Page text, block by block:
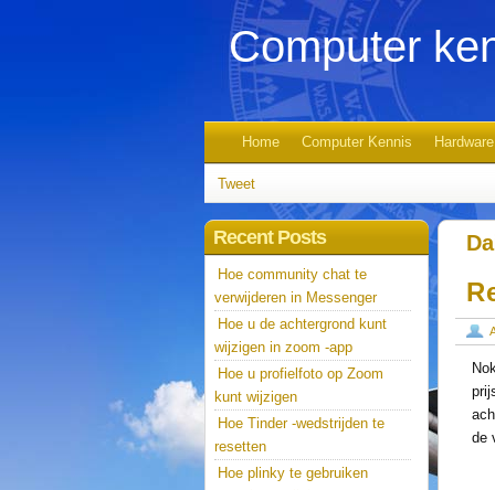
Computer
Home Computer Kennis Hardware
Tweet
de
Recent Posts
Hoe community chat te
verwijderen in Messenger
Hoe u de achtergrond kunt
wijzigen in zoom -app
Hoe u profielfoto op Zoom
kunt wijzigen
Hoe Tinder -wedstrijden te
resetten
Hoe plinky te gebruiken